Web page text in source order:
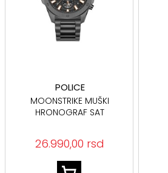
POLICE
MOONSTRIKE MUŠKI
HRONOGRAF SAT
26.990,00 rsd